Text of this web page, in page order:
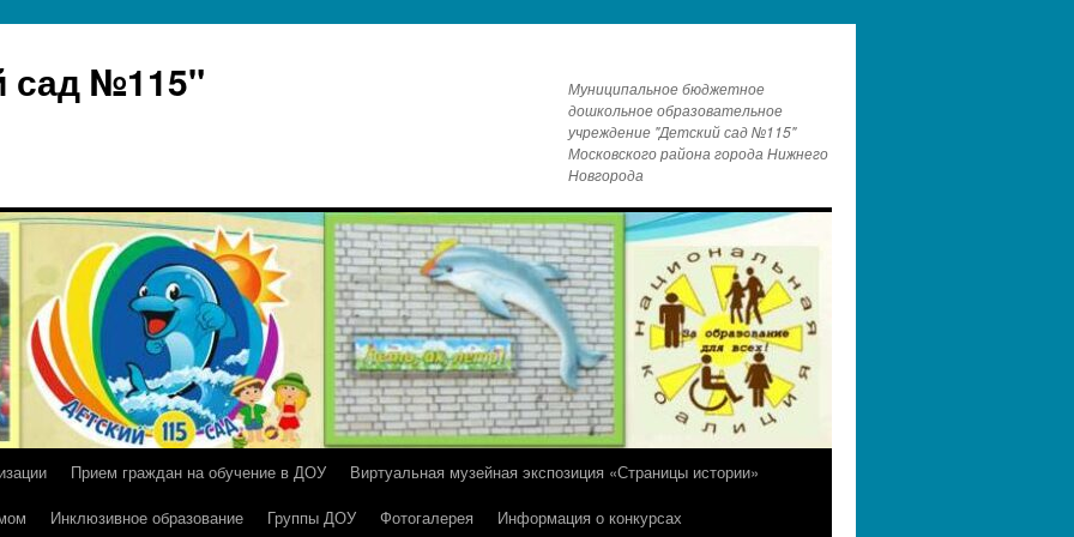
сад №115"
Муниципальное бюджетное
дошкольное образовательное
учреждение "Детский сад №115"
Московского района города Нижнего
Новгорода
Прием граждан на обучение в ДОУ
Виртуальная музейная экспозиция «Страницы истории»
Инклюзивное образование Группы ДОУ Фотогалерея
Информация о конкурсах